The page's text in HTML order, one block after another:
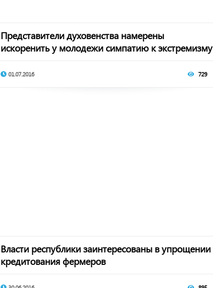
Представители духовенства намерены
искоренить у молодежи симпатию к экстремизму
01.07.2016 729
Власти республики заинтересованы в упрощении
кредитования фермеров